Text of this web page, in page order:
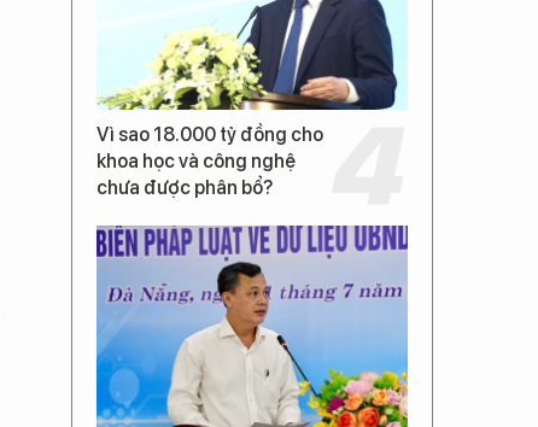
Vì sao 18.000 tỷ đồng cho
khoa học và công nghệ
chưa được phân bổ?